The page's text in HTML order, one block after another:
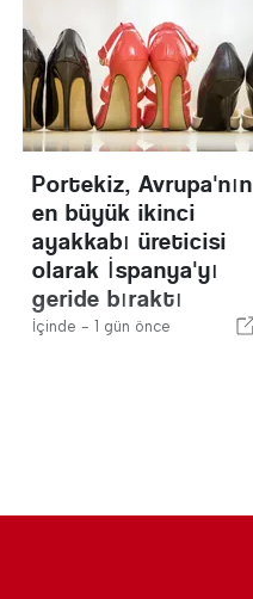
Portekiz, Avrupa'nın
en büyük ikinci
ayakkabı üreticisi
olarak İspanya'yı
geride bıraktı
İçinde - 1 gün önce